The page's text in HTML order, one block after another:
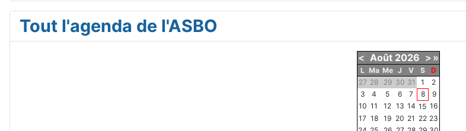
Tout l'agenda de l'ASBO
< Août 2026 > »
L Ma Me J V S
D
27 28 29 30 31 1
2
3
4 5 6 7 8
9
10 11 12 13 14 15 16
17 18 19 20 21 22 23